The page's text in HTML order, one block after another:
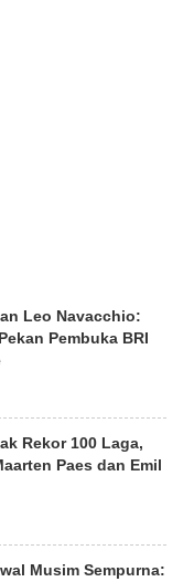
Leo Navacchio:
Pembuka BRI
Rekor 100 Laga,
Paes dan Emil
Musim Sempurna: